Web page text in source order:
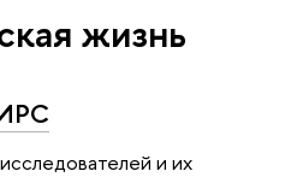
жизнь
и их